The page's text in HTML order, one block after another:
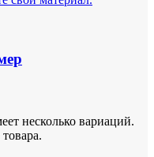
несколько вариаций.